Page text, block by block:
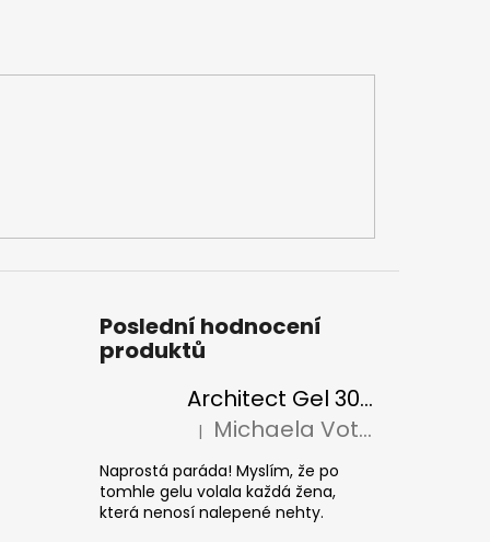
Poslední hodnocení
produktů
Architect Gel 30ml
Hodnocení produktu je 5 z 5 hvězdiček.
| Michaela Votava
Naprostá paráda! Myslím, že po
tomhle gelu volala každá žena,
která nenosí nalepené nehty.